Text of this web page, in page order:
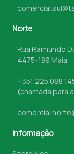
Norte
Rua Raimundo
4475-189 Maia
+351 225 088
(chamada para
Informação